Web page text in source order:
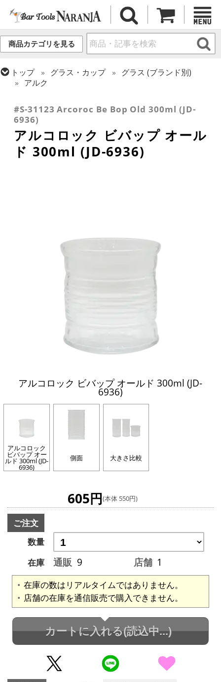
商品カテゴリを見る
トップ グラス・カップ
グラス (ブランド別)
アルク
ロックグラス
#S-31123 Arcoroc Be Bop Old 300ml (JD-
6936)
アルコロック ビバップ オール
ド 300ml (JD-6936)
アルコロック ビバップ オールド 300ml (JD-
6936)
アルコロック
ビバップ オー
ルド 300ml (JD-
6936)
側面 大きさ比較
605円(本体 550円)
ご注文
数量
在庫
通販 9 店舗 1
在庫の数はリアルタイムではありません。
店舗の在庫を通信販売で購入できません。
カートに入れる(読込中...)